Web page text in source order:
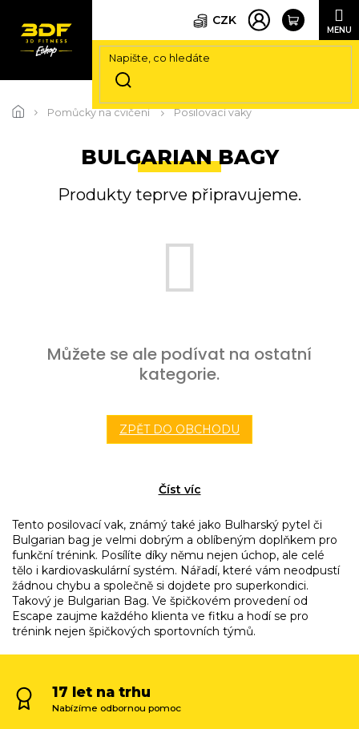
na
CZK
Pomůcky na cvičení Posilovací vaky
BULGARIAN BAGY
Produkty teprve připravujeme.
Můžete se ale podívat na ostatní
kategorie.
ZPĚT DO OBCHODU
Číst víc
Tento posilovací vak, známý také jako Bulharský pytel či
Bulgarian bag je velmi dobrým a oblíbeným doplňkem pro
funkční trénink. Posílíte díky němu nejen úchop, ale celé
tělo i kardiovaskulární systém. Nářadí, které vám neodpustí
žádnou chybu a společně si dojdete pro superkondici.
Takový je Bulgarian Bag. Ve špičkovém provedení od
Escape zaujme každého klienta ve fitku a hodí se pro
trénink nejen špičkových sportovních týmů.
17 let na trhu
Nabízíme odbornou pomoc